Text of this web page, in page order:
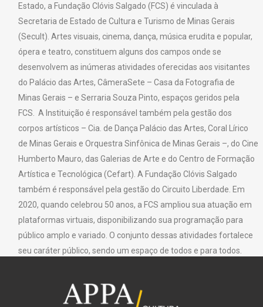
Estado, a Fundação Clóvis Salgado (FCS) é vinculada à
Secretaria de Estado de Cultura e Turismo de Minas Gerais
(Secult). Artes visuais, cinema, dança, música erudita e popular,
ópera e teatro, constituem alguns dos campos onde se
desenvolvem as inúmeras atividades oferecidas aos visitantes
do Palácio das Artes, CâmeraSete – Casa da Fotografia de
Minas Gerais – e Serraria Souza Pinto, espaços geridos pela
FCS. A Instituição é responsável também pela gestão dos
corpos artísticos – Cia. de Dança Palácio das Artes, Coral Lírico
de Minas Gerais e Orquestra Sinfônica de Minas Gerais –, do Cine
Humberto Mauro, das Galerias de Arte e do Centro de Formação
Artística e Tecnológica (Cefart). A Fundação Clóvis Salgado
também é responsável pela gestão do Circuito Liberdade. Em
2020, quando celebrou 50 anos, a FCS ampliou sua atuação em
plataformas virtuais, disponibilizando sua programação para
público amplo e variado. O conjunto dessas atividades fortalece
seu caráter público, sendo um espaço de todos e para todos.
Texto: Fundação Clóvis Salgado